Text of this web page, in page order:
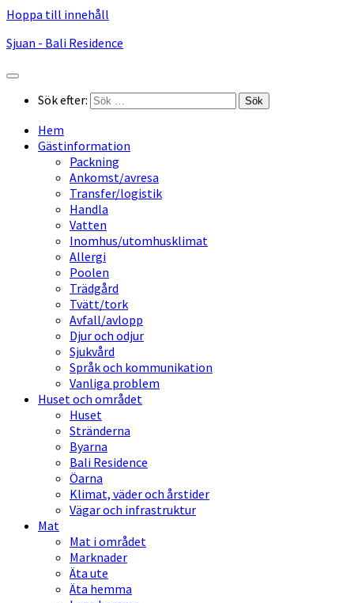
Hoppa till innehåll
Sjuan - Bali Residence
Sök efter:
Hem
Gästinformation
Packning
Ankomst/avresa
Transfer/logistik
Handla
Vatten
Inomhus/utomhusklimat
Allergi
Poolen
Trädgård
Tvätt/tork
Avfall/avlopp
Djur och odjur
Sjukvård
Språk och kommunikation
Vanliga problem
Huset och området
Huset
Stränderna
Byarna
Bali Residence
Öarna
Klimat, väder och årstider
Vägar och infrastruktur
Mat
Mat i området
Marknader
Äta ute
Äta hemma